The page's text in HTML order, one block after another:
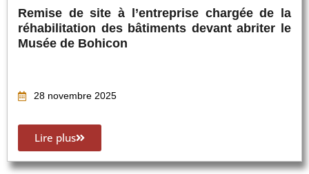
Remise de site à l’entreprise chargée de la
réhabilitation des bâtiments devant abriter le
Musée de Bohicon
28 novembre 2025
Lire plus